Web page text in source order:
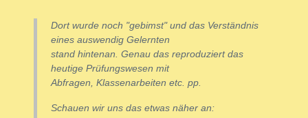
Dort wurde noch "gebimst" und das Verständnis
eines auswendig Gelernten
stand hintenan. Genau das reproduziert das
heutige Prüfungswesen mit
Abfragen, Klassenarbeiten etc. pp.
Schauen wir uns das etwas näher an: